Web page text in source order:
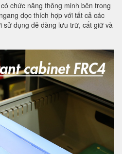
chức năng thông minh bên trong
dọc thích hợp với tất cả các
sử dụng dễ dàng lưu trữ, cất giữ và